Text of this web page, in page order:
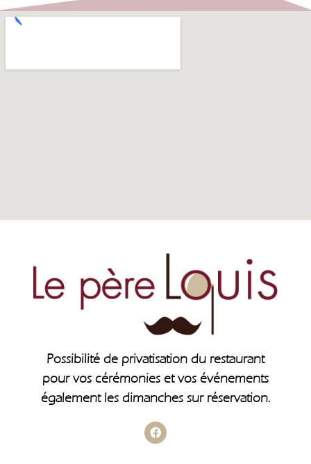
Possibilité de privatisation du restaurant
pour vos cérémonies et vos événements
également les dimanches sur réservation.